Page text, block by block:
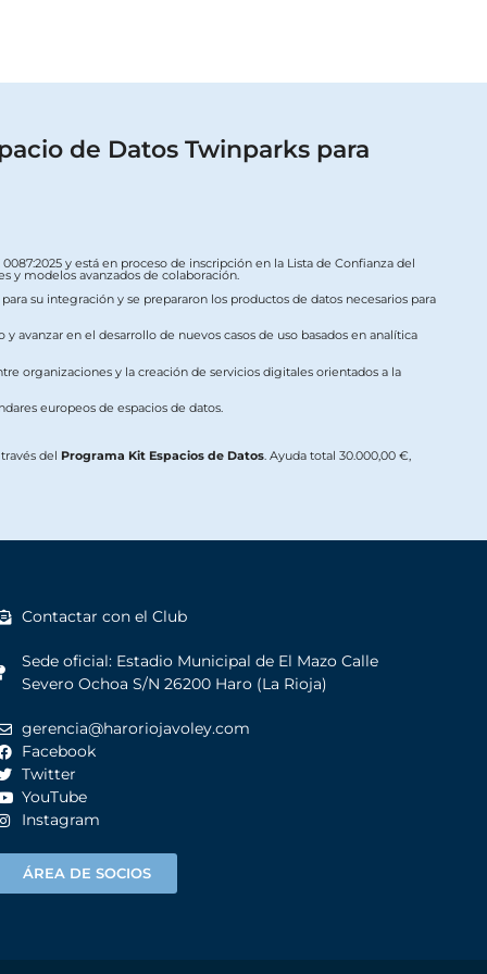
de Datos Twinparks para
y está en proceso de inscripción en la Lista de Confianza del
y modelos avanzados de colaboración.
su integración y se prepararon los productos de datos necesarios para
en el desarrollo de nuevos casos de uso basados en analítica
organizaciones y la creación de servicios digitales orientados a la
europeos de espacios de datos.
través del Programa Kit Espacios de Datos. Ayuda total 30.000,00 €,
Contactar con el Club
Sede oficial: Estadio Municipal de El Mazo Calle
Severo Ochoa S/N 26200 Haro (La Rioja)
gerencia@haroriojavoley.com
Facebook
Twitter
YouTube
Instagram
ÁREA DE SOCIOS